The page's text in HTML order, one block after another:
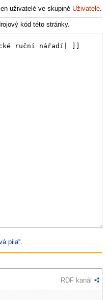
uživatelé ve skupině Uživatelé.
kód této stránky.
pila“.
RDF kanál